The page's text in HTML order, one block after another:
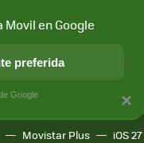
APLICACIONES
Movistar Plus iOS 27
×
Movil en Google
preferida
Google